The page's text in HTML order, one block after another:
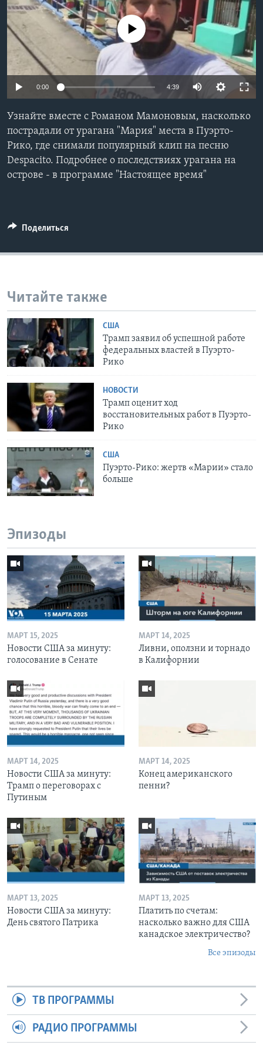
Learning English
СОЦИАЛЬНЫЕ СЕТИ
No media source currently available
0:00 4:39
Узнайте вместе с Романом Мамоновым, насколько
пострадали от урагана "Мария" места в Пуэрто-
Рико, где снимали популярный клип на песню
Despacito. Подробнее о последствиях урагана на
острове - в программе "Настоящее время"
Поделиться
Читайте также
США
Трамп заявил об успешной работе
федеральных властей в Пуэрто-
Рико
НОВОСТИ
Трамп оценит ход
восстановительных работ в Пуэрто-
Рико
США
Пуэрто-Рико: жертв «Марии» стало
больше
Эпизоды
МАРТ 15, 2025
Новости США за минуту:
голосование в Сенате
МАРТ 14, 2025
Ливни, оползни и торнадо
в Калифорнии
МАРТ 14, 2025
Новости США за минуту:
Трамп о переговорах с
Путиным
МАРТ 14, 2025
Конец американского
пенни?
МАРТ 13, 2025
Новости США за минуту:
День святого Патрика
МАРТ 13, 2025
Платить по счетам:
насколько важно для США
канадское электричество?
Все эпизоды
ТВ ПРОГРАММЫ
РАДИО ПРОГРАММЫ